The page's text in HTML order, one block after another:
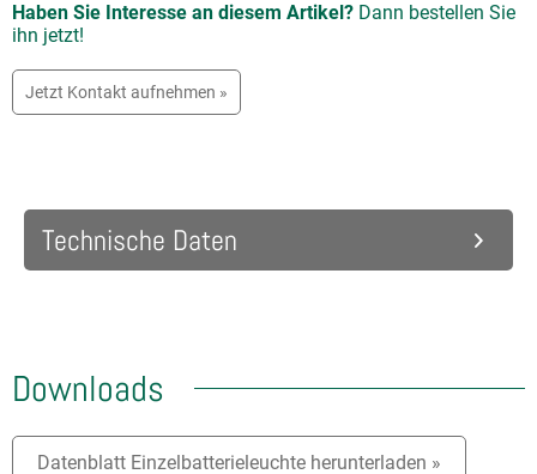
Haben Sie Interesse an diesem Artikel? Dann bestellen Sie
ihn jetzt!
Jetzt Kontakt aufnehmen »
Technische Daten
Downloads
Datenblatt Einzelbatterieleuchte herunterladen »